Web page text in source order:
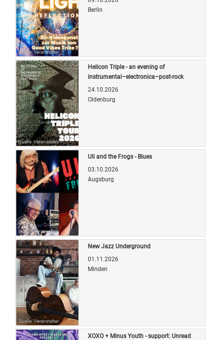
Quelle: Veranstalter
Berlin
Quelle: Veranstalter
Helicon Triple - an evening of
instrumental–electronica–post-rock
24.10.2026
Oldenburg
Quelle: Veranstalter
Uli and the Frogs - Blues
03.10.2026
Augsburg
Quelle: Veranstalter
New Jazz Underground
01.11.2026
Minden
XOXO + Minus Youth - support: Unread